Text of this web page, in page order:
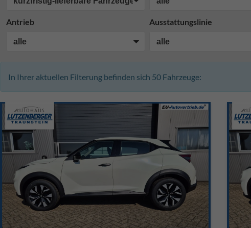
Antrieb Ausstattungslinie
In Ihrer aktuellen Filterung befinden sich 50Fahrzeuge: